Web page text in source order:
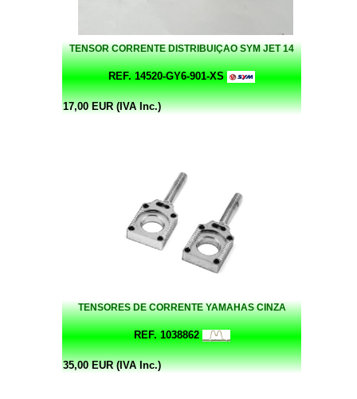
TENSOR CORRENTE DISTRIBUIÇAO SYM JET 14
REF. 14520-GY6-901-XS
17,00 EUR (IVA Inc.)
TENSORES DE CORRENTE YAMAHAS CINZA
REF. 1038862
35,00 EUR (IVA Inc.)